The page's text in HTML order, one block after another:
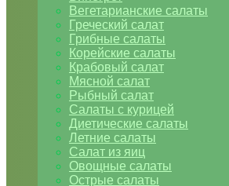
Вегетарианские салаты
Греческий салат
Грибные салаты
Корейские салаты
Крабовый салат
Мясной салат
Рыбный салат
Салаты с курицей
Диетические салаты
Летние салаты
Салат из яиц
Овощные салаты
Острые салаты